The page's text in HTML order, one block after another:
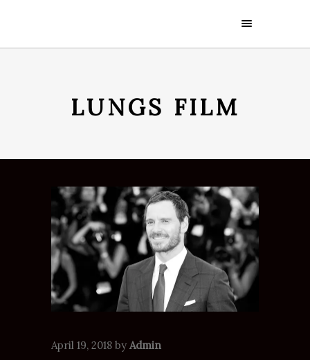
LUNGS FILM
April 19, 2018 by Admin